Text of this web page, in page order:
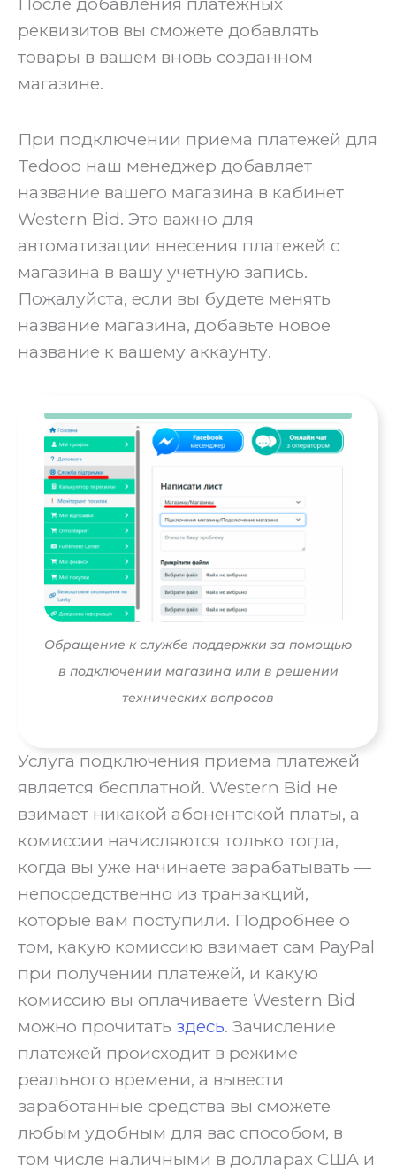
реквизитов вы сможете добавлять
товары в вашем вновь созданном
магазине.
При подключении приема платежей для
Tedooo наш менеджер добавляет
название вашего магазина в кабинет
Western Bid. Это важно для
автоматизации внесения платежей с
магазина в вашу учетную запись.
Пожалуйста, если вы будете менять
название магазина, добавьте новое
название к вашему аккаунту.
Обращение к службе поддержки за помощью
в подключении магазина или в решении
технических вопросов
Услуга подключения приема платежей
является бесплатной. Western Bid не
взимает никакой абонентской платы, а
комиссии начисляются только тогда,
когда вы уже начинаете зарабатывать —
непосредственно из транзакций,
которые вам поступили. Подробнее о
том, какую комиссию взимает сам PayPal
при получении платежей, и какую
комиссию вы оплачиваете Western Bid
можно прочитать здесь. Зачисление
платежей происходит в режиме
реального времени, а вывести
заработанные средства вы сможете
любым удобным для вас способом, в
том числе наличными в долларах США и